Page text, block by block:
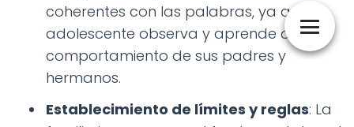
coherentes con las palabras, ya que el
adolescente observa y aprende del
comportamiento de sus padres y
hermanos.
Establecimiento de límites y reglas: La